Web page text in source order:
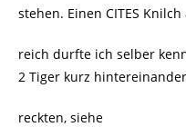
stehen. Einen CITES
reich durfte ich selber
2 Tiger kurz
reckten, siehe